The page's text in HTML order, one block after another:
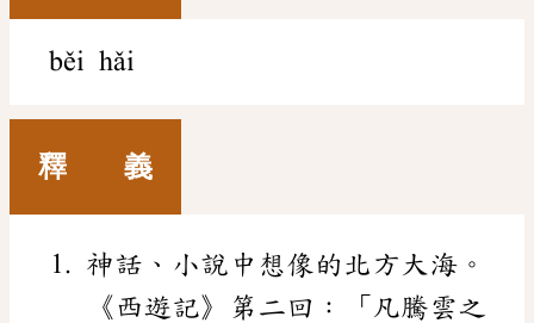
běi hǎi
釋 義
神話、小說中想像的北方大海。
《西遊記》第二回：「凡騰雲之